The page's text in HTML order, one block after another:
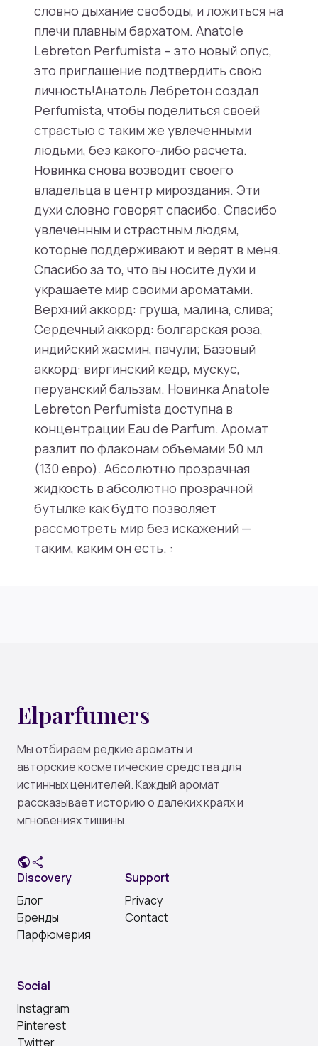
словно дыхание свободы, и ложиться на
плечи плавным бархатом. Anatole
Lebreton Perfumista – это новый опус,
это приглашение подтвердить свою
личность!Анатоль Лебретон создал
Perfumista, чтобы поделиться своей
страстью с таким же увлеченными
людьми, без какого-либо расчета.
Новинка снова возводит своего
владельца в центр мироздания. Эти
духи словно говорят спасибо. Спасибо
увлеченным и страстным людям,
которые поддерживают и верят в меня.
Спасибо за то, что вы носите духи и
украшаете мир своими ароматами.
Верхний аккорд: груша, малина, слива;
Сердечный аккорд: болгарская роза,
индийский жасмин, пачули; Базовый
аккорд: виргинский кедр, мускус,
перуанский бальзам. Новинка Anatole
Lebreton Perfumista доступна в
концентрации Eau de Parfum. Аромат
разлит по флаконам объемами 50 мл
(130 евро). Абсолютно прозрачная
жидкость в абсолютно прозрачной
бутылке как будто позволяет
рассмотреть мир без искажений —
таким, каким он есть. :
Elparfumers
Мы отбираем редкие ароматы и
авторские косметические средства для
истинных ценителей. Каждый аромат
рассказывает историю о далеких краях и
мгновениях тишины.
publicshare
Discovery
Блог
Бренды
Парфюмерия
Support
Privacy
Contact
Social
Instagram
Pinterest
Twitter